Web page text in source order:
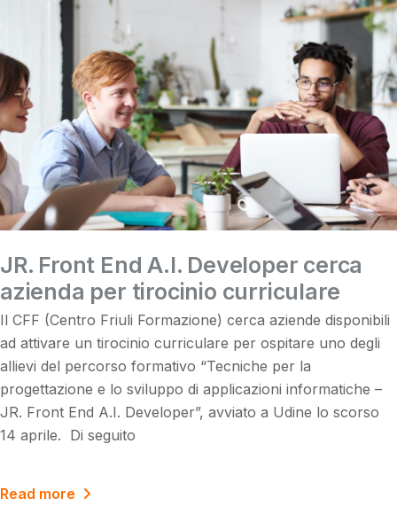
JR. Front End A.I. Developer cerca
azienda per tirocinio curriculare
Il CFF (Centro Friuli Formazione) cerca aziende disponibili
ad attivare un tirocinio curriculare per ospitare uno degli
allievi del percorso formativo “Tecniche per la
progettazione e lo sviluppo di applicazioni informatiche –
JR. Front End A.I. Developer”, avviato a Udine lo scorso
14 aprile. Di seguito
Read more